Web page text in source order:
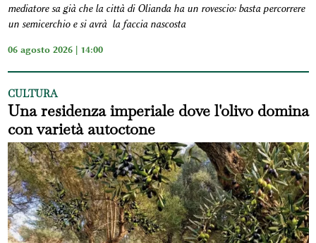
mediatore sa già che la città di Olianda ha un rovescio: basta percorrere
un semicerchio e si avrà la faccia nascosta
06 agosto 2026 | 14:00
CULTURA
Una residenza imperiale dove l'olivo domina
con varietà autoctone